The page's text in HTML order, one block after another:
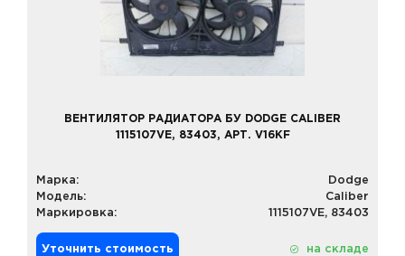
ВЕНТИЛЯТОР РАДИАТОРА БУ DODGE CALIBER
1115107VE, 83403, АРТ. V16KF
Марка:
Dodge
Модель:
Caliber
Маркировка:
1115107VE, 83403
Уточнить стоимость на складе